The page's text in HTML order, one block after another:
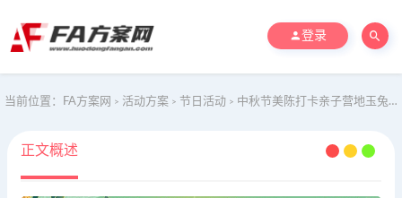
登录
当前位置： FA方案网 > 活动方案 > 节日活动 > 中秋节美陈打卡亲子营地玉兔展月饼品鉴地产活动策划方案
正文概述